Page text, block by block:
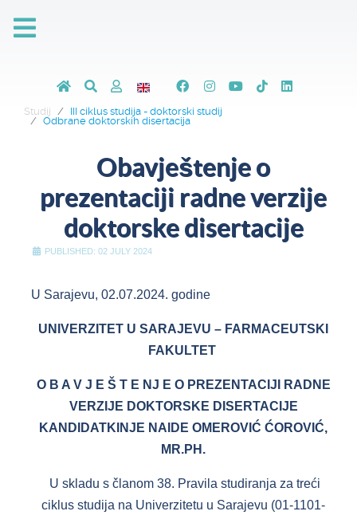
Studij
III ciklus studija - doktorski studij
Odbrane doktorskih disertacija
Obavještenje o
prezentaciji radne verzije
doktorske disertacije
PUBLISHED: 02 JULY 2024
U Sarajevu, 02.07.2024. godine
UNIVERZITET U SARAJEVU – FARMACEUTSKI
FAKULTET
O B A V J E Š T E NJ E O PREZENTACIJI RADNE
VERZIJE DOKTORSKE DISERTACIJE
KANDIDATKINJE NAIDE OMEROVIĆ ĆOROVIĆ,
MR.PH .
U skladu s članom 38. Pravila studiranja za treći
ciklus studija na Univerzitetu u Sarajevu (01-1101-